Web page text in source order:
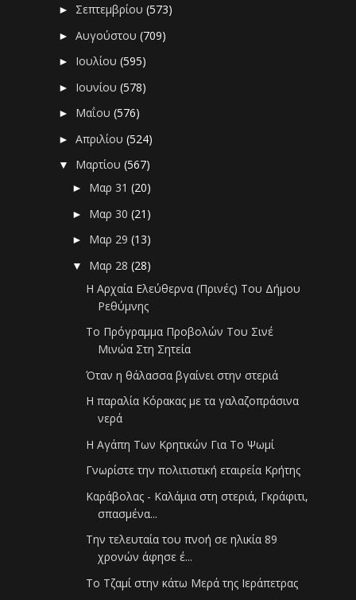
► Σεπτεμβρίου(573)
►Αυγούστου(709)
► Ιουλίου(595)
► Ιουνίου(578)
► Μαΐου(576)
►Απριλίου(524)
▼ Μαρτίου(567)
► Μαρ 31(20)
► Μαρ 30(21)
► Μαρ 29(13)
▼ Μαρ 28(28)
H Αρχαία Ελεύθερνα (Πρινές) Του Δήμου
Ρεθύμνης
Το Πρόγραμμα Προβολών Του Σινέ
Μινώα Στη Σητεία
Όταν η θάλασσα βγαίνει στην στεριά
Η παραλία Κόρακας με τα γαλαζοπράσινα
νερά
Η Αγάπη Των Κρητικών Για Το Ψωμί
Γνωρίστε την πολιτιστική εταιρεία Κρήτης
Καράβολας - Καλάμια στη στεριά, Γκράφιτι,
σπασμένα...
Την τελευταία του πνοή σε ηλικία 89
χρονών άφησε έ...
Το Τζαμί στην κάτω Μερά της Ιεράπετρας